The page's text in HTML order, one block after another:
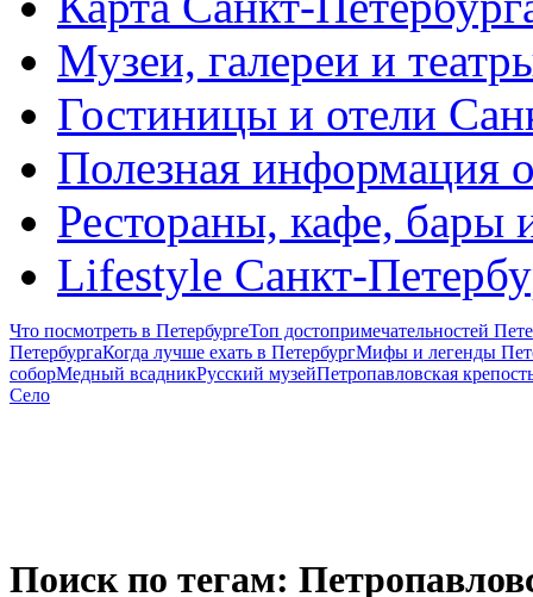
Музеи, галереи и
Гостиницы и отели
Полезная информация
Рестораны, кафе, бары
Lifestyle Санкт-
Что посмотреть в ПетербургеТоп достопримечательностей
ПетербургаКогда лучше ехать в ПетербургМифы и легенды
соборМедный всадникРусский музейПетропавловская
Село
Поиск по тегам: